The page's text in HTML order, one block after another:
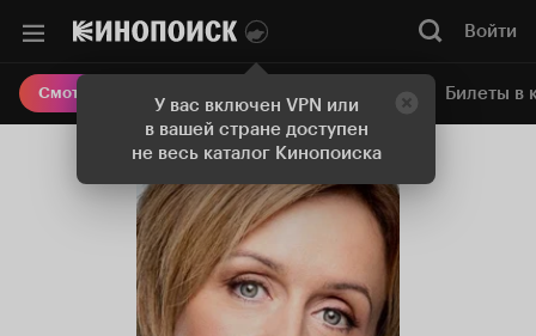
У вас включен VPN или
в вашей стране доступен
не весь каталог Кинопоиска
Войти
Смотреть кино Онлайн-кинотеатр Билеты в